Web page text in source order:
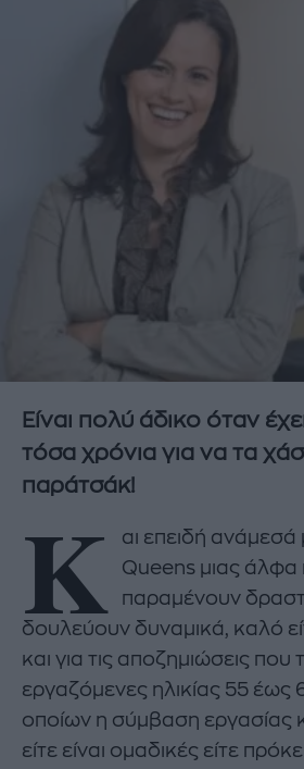
Είναι πολύ άδικο όταν
τόσα χρόνια για να τα
παράτσάκ!
Κ
αι επειδή ανάμεσά
Queens μιας άλφα
παραμένουν
δουλεύουν δυναμικά, καλό
και για τις αποζημιώσεις που
εργαζόμενες ηλικίας 55 έως
οποίων η σύμβαση εργασίας
είτε είναι ομαδικές είτε